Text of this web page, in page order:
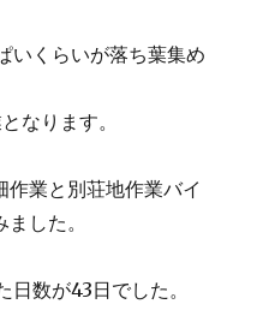
いくらいが落ち葉集め
なります。
業と別荘地作業バイ
した。
数が43日でした。